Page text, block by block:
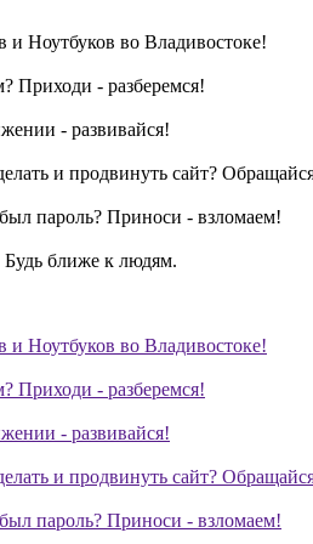
Ноутбуков во Владивостоке!
Приходи - разберемся!
- развивайся!
и продвинуть сайт?
пароль? Приноси - взломаем!
ближе к людям.
Ноутбуков во Владивостоке!
Приходи - разберемся!
- развивайся!
и продвинуть сайт?
пароль? Приноси - взломаем!